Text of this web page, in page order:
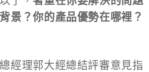
景？你的產品優勢在哪裡？
經理郭大經總結評審意見指